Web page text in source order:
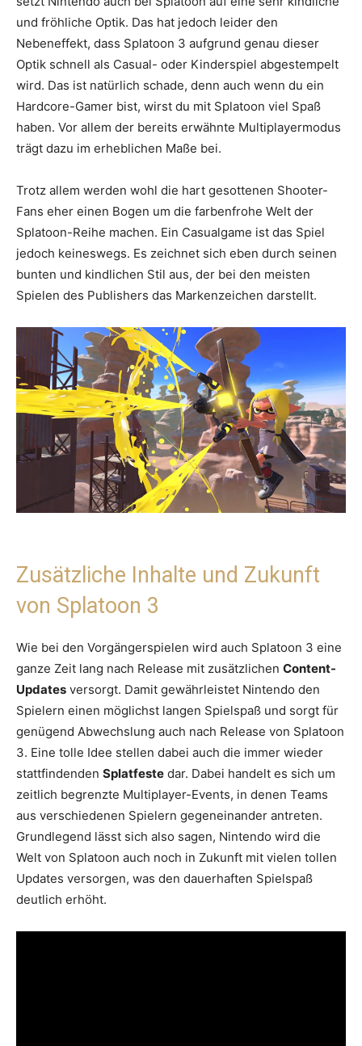
und fröhliche Optik. Das hat jedoch leider den
Nebeneffekt, dass Splatoon 3 aufgrund genau dieser
Optik schnell als Casual- oder Kinderspiel abgestempelt
wird. Das ist natürlich schade, denn auch wenn du ein
Hardcore-Gamer bist, wirst du mit Splatoon viel Spaß
haben. Vor allem der bereits erwähnte Multiplayermodus
trägt dazu im erheblichen Maße bei.
Trotz allem werden wohl die hart gesottenen Shooter-
Fans eher einen Bogen um die farbenfrohe Welt der
Splatoon-Reihe machen. Ein Casualgame ist das Spiel
jedoch keineswegs. Es zeichnet sich eben durch seinen
bunten und kindlichen Stil aus, der bei den meisten
Spielen des Publishers das Markenzeichen darstellt.
Zusätzliche Inhalte und Zukunft
von Splatoon 3
Wie bei den Vorgängerspielen wird auch Splatoon 3 eine
ganze Zeit lang nach Release mit zusätzlichen Content-
Updates versorgt. Damit gewährleistet Nintendo den
Spielern einen möglichst langen Spielspaß und sorgt für
genügend Abwechslung auch nach Release von Splatoon
3. Eine tolle Idee stellen dabei auch die immer wieder
stattfindenden Splatfeste dar. Dabei handelt es sich um
zeitlich begrenzte Multiplayer-Events, in denen Teams
aus verschiedenen Spielern gegeneinander antreten.
Grundlegend lässt sich also sagen, Nintendo wird die
Welt von Splatoon auch noch in Zukunft mit vielen tollen
Updates versorgen, was den dauerhaften Spielspaß
deutlich erhöht.